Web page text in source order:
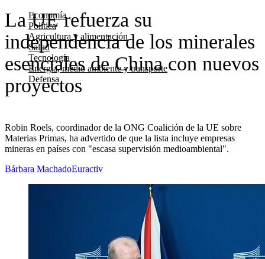
Economía
Política
Agricultura y alimentación
Salud
Tecnología
Energía, medio ambiente y transporte
Defensa
La UE refuerza su
independencia de los minerales
esenciales de China con nuevos
proyectos
Robin Roels, coordinador de la ONG Coalición de la UE sobre
Materias Primas, ha advertido de que la lista incluye empresas
mineras en países con "escasa supervisión medioambiental".
Bárbara MachadoEuractiv